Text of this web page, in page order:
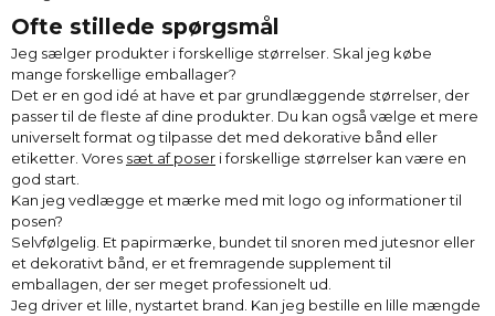
Ofte stillede spørgsmål
Jeg sælger produkter i forskellige størrelser. Skal jeg købe
mange forskellige emballager?
Det er en god idé at have et par grundlæggende størrelser, der
passer til de fleste af dine produkter. Du kan også vælge et mere
universelt format og tilpasse det med dekorative bånd eller
etiketter. Vores sæt af poser i forskellige størrelser kan være en
god start.
Kan jeg vedlægge et mærke med mit logo og informationer til
posen?
Selvfølgelig. Et papirmærke, bundet til snoren med jutesnor eller
et dekorativt bånd, er et fremragende supplement til
emballagen, der ser meget professionelt ud.
Jeg driver et lille, nystartet brand. Kan jeg bestille en lille mængde